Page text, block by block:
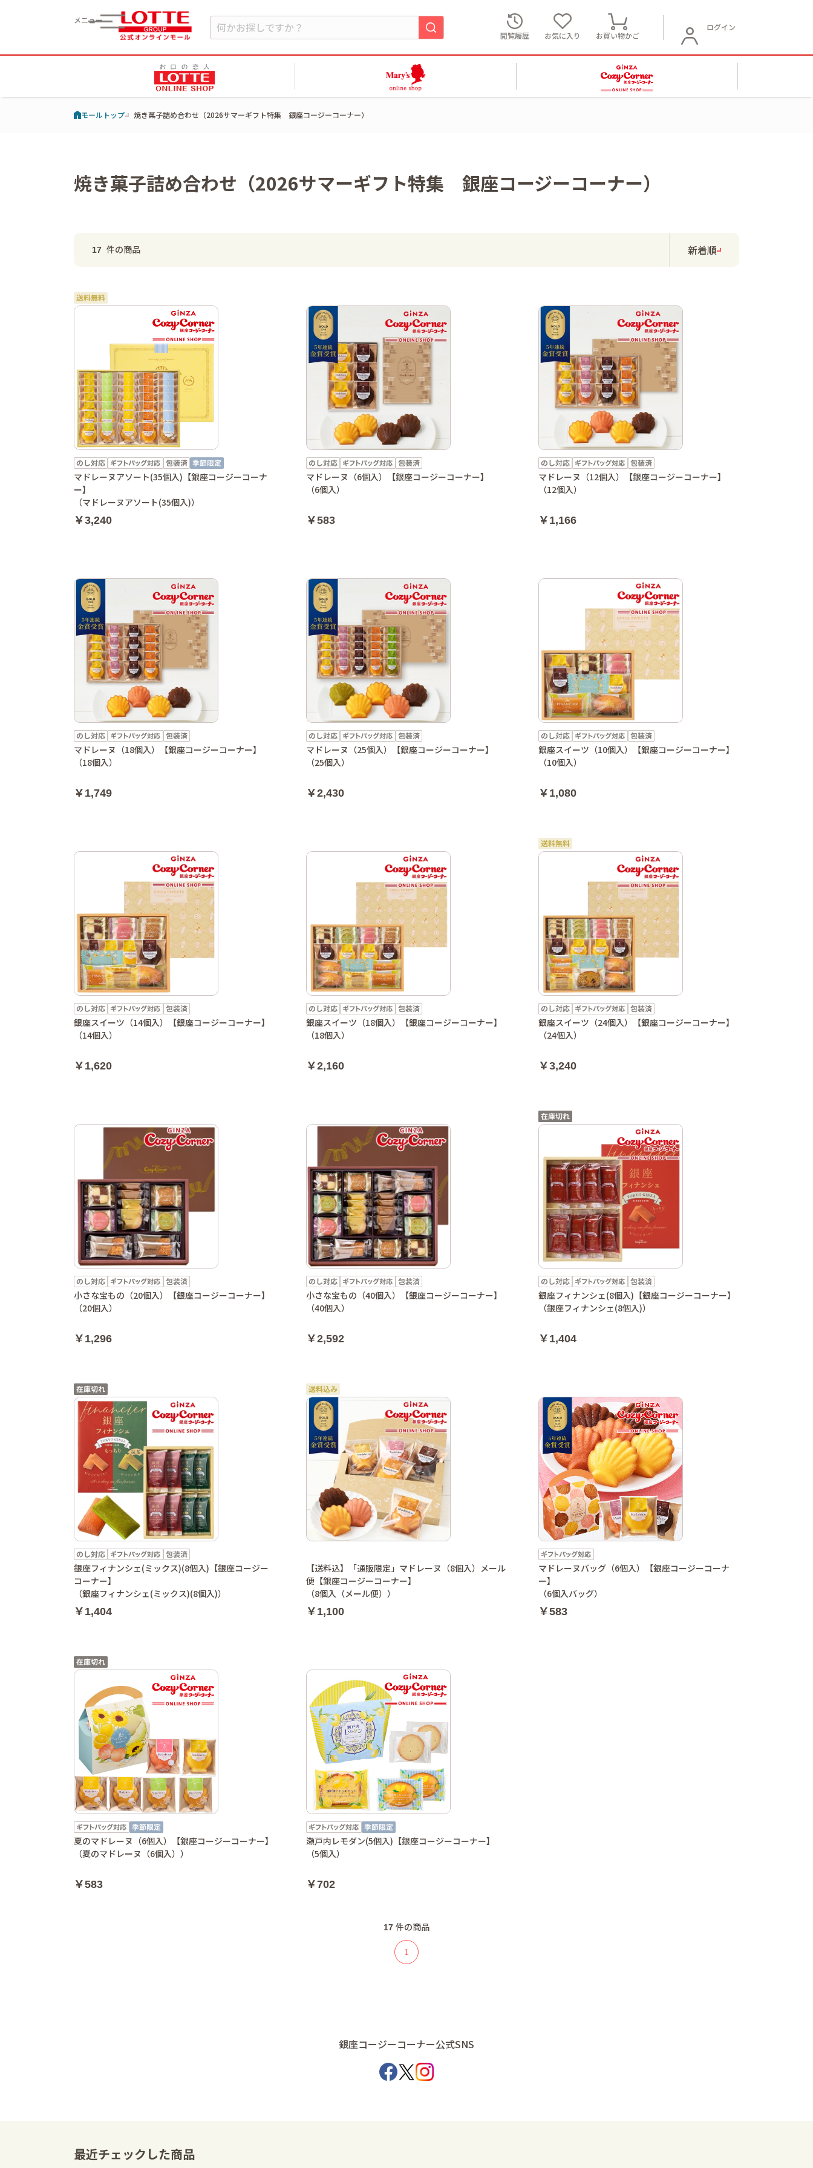
メニュー
閲覧履歴
お気に入り お買い物かご
ログイン
モールトップ 焼き菓子詰め合わせ（2026サマーギフト特集 銀座コージーコーナー）
焼き菓子詰め合わせ（2026サマーギフト特集 銀座コージーコーナー）
17 件の商品 新着順
マドレーヌアソート(35個入)【銀座コージーコーナ
ー】
（マドレーヌアソート(35個入)）
￥3,240
マドレーヌ（6個入）【銀座コージーコーナー】
（6個入）
￥583
マドレーヌ（12個入）【銀座コージーコーナー】
（12個入）
￥1,166
マドレーヌ（18個入）【銀座コージーコーナー】
（18個入）
￥1,749
マドレーヌ（25個入）【銀座コージーコーナー】
（25個入）
￥2,430
銀座スイーツ（10個入）【銀座コージーコーナー】
（10個入）
￥1,080
銀座スイーツ（14個入）【銀座コージーコーナー】
（14個入）
￥1,620
銀座スイーツ（18個入）【銀座コージーコーナー】
（18個入）
￥2,160
銀座スイーツ（24個入）【銀座コージーコーナー】
（24個入）
￥3,240
小さな宝もの（20個入）【銀座コージーコーナー】
（20個入）
￥1,296
小さな宝もの（40個入）【銀座コージーコーナー】
（40個入）
￥2,592
銀座フィナンシェ(8個入)【銀座コージーコーナー】
（銀座フィナンシェ(8個入)）
￥1,404
銀座フィナンシェ(ミックス)(8個入)【銀座コージー
コーナー】
（銀座フィナンシェ(ミックス)(8個入)）
￥1,404
【送料込】「通販限定」マドレーヌ（8個入）メール
便【銀座コージーコーナー】
（8個入（メール便））
￥1,100
マドレーヌバッグ（6個入）【銀座コージーコーナ
ー】
（6個入バッグ）
￥583
夏のマドレーヌ（6個入）【銀座コージーコーナー】
（夏のマドレーヌ（6個入））
￥583
瀬戸内レモダン(5個入)【銀座コージーコーナー】
（5個入）
￥702
17 件の商品
1
銀座コージーコーナー公式SNS
最近チェックした商品